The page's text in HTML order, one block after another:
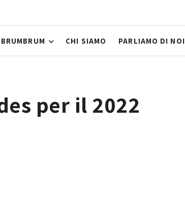
CHI SIAMO PARLIAMO DI NOI
per il 2022